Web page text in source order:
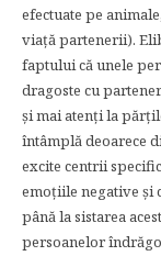
efectuate pe
viață partenerii).
faptului că unele
dragoste cu
și mai atenți la
întâmplă deoarece
excite centrii
emoțiile negative și
până la sistarea
persoanelor